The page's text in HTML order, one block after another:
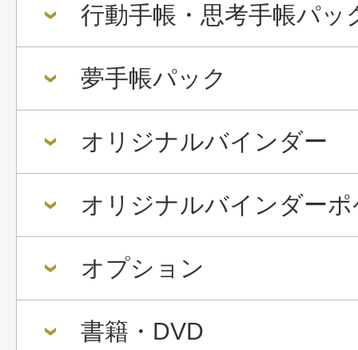
行動手帳・思考手帳パッ
夢手帳パック
オリジナルバインダー
オリジナルバインダー
オプション
書籍・DVD